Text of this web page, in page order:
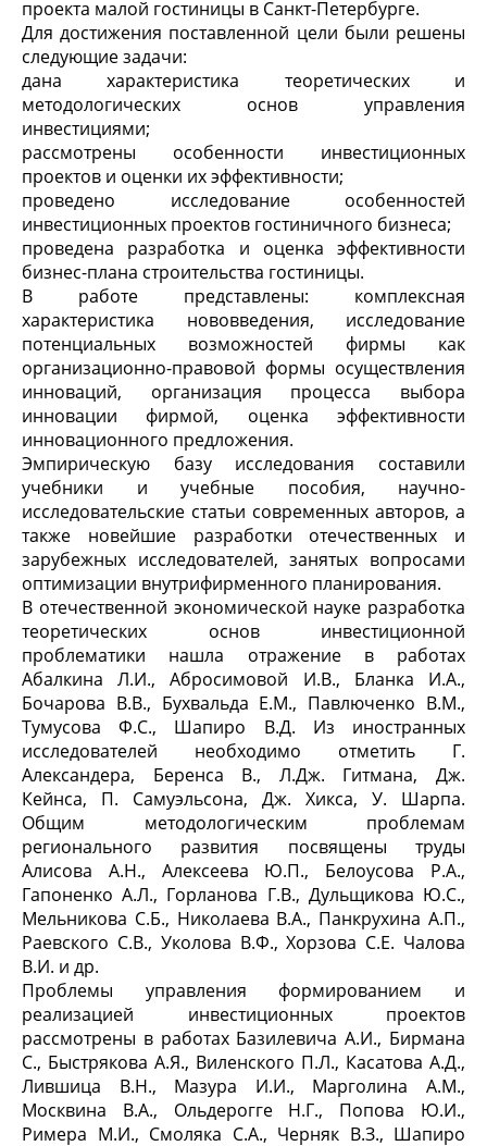
проекта малой гостиницы в Санкт-Петербурге.
Для достижения поставленной цели были решены
следующие задачи:
дана характеристика теоретических и
методологических основ управления
инвестициями;
рассмотрены особенности инвестиционных
проектов и оценки их эффективности;
проведено исследование особенностей
инвестиционных проектов гостиничного бизнеса;
проведена разработка и оценка эффективности
бизнес-плана строительства гостиницы.
В работе представлены: комплексная
характеристика нововведения, исследование
потенциальных возможностей фирмы как
организационно-правовой формы осуществления
инноваций, организация процесса выбора
инновации фирмой, оценка эффективности
инновационного предложения.
Эмпирическую базу исследования составили
учебники и учебные пособия, научно-
исследовательские статьи современных авторов, а
также новейшие разработки отечественных и
зарубежных исследователей, занятых вопросами
оптимизации внутрифирменного планирования.
В отечественной экономической науке разработка
теоретических основ инвестиционной
проблематики нашла отражение в работах
Абалкина Л.И., Абросимовой И.В., Бланка И.А.,
Бочарова В.В., Бухвальда Е.М., Павлюченко В.М.,
Тумусова Ф.С., Шапиро В.Д. Из иностранных
исследователей необходимо отметить Г.
Александера, Беренса В., Л.Дж. Гитмана, Дж.
Кейнса, П. Самуэльсона, Дж. Хикса, У. Шарпа.
Общим методологическим проблемам
регионального развития посвящены труды
Алисова А.Н., Алексеева Ю.П., Белоусова Р.А.,
Гапоненко А.Л., Горланова Г.В., Дульщикова Ю.С.,
Мельникова С.Б., Николаева В.А., Панкрухина А.П.,
Раевского С.В., Уколова В.Ф., Хорзова С.Е. Чалова
В.И. и др.
Проблемы управления формированием и
реализацией инвестиционных проектов
рассмотрены в работах Базилевича А.И., Бирмана
С., Быстрякова А.Я., Виленского П.Л., Касатова А.Д.,
Лившица В.Н., Мазура И.И., Марголина А.М.,
Москвина В.А., Ольдерогге Н.Г., Попова Ю.И.,
Римера М.И., Смоляка С.А., Черняк В.З., Шапиро